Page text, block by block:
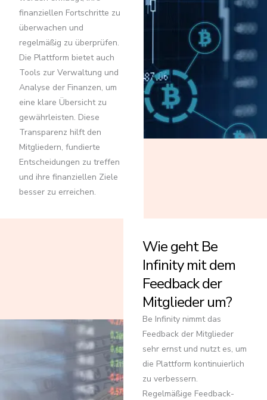
finanziellen Fortschritte zu
überwachen und
regelmäßig zu überprüfen.
Die Plattform bietet auch
Tools zur Verwaltung und
Analyse der Finanzen, um
eine klare Übersicht zu
gewährleisten. Diese
Transparenz hilft den
Mitgliedern, fundierte
Entscheidungen zu treffen
und ihre finanziellen Ziele
besser zu erreichen.
Wie geht Be
Infinity mit dem
Feedback der
Mitglieder um?
Be Infinity nimmt das
Feedback der Mitglieder
sehr ernst und nutzt es, um
die Plattform kontinuierlich
zu verbessern.
Regelmäßige Feedback-